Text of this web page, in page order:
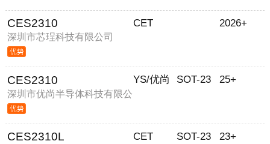
CES2310
深圳市芯珵科技有限公司
CET 2026+
CES2310
深圳市优尚半导体科技有限公
司
YS/优尚 SOT-23 25+
CES2310L CET SOT-23 23+